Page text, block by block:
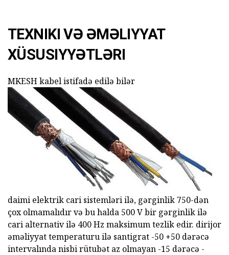
TEXNIKI VƏ ƏMƏLIYYAT
XÜSUSIYYƏTLƏRI
MKESH kabel istifadə edilə bilər
daimi elektrik cari sistemləri ilə, gərginlik 750-dən
çox olmamalıdır və bu halda 500 V bir gərginlik ilə
cari alternativ ilə 400 Hz maksimum tezlik edir. dirijor
əməliyyat temperaturu ilə santigrat -50 +50 dərəcə
intervalında nisbi rütubət az olmayan -15 dərəcə -